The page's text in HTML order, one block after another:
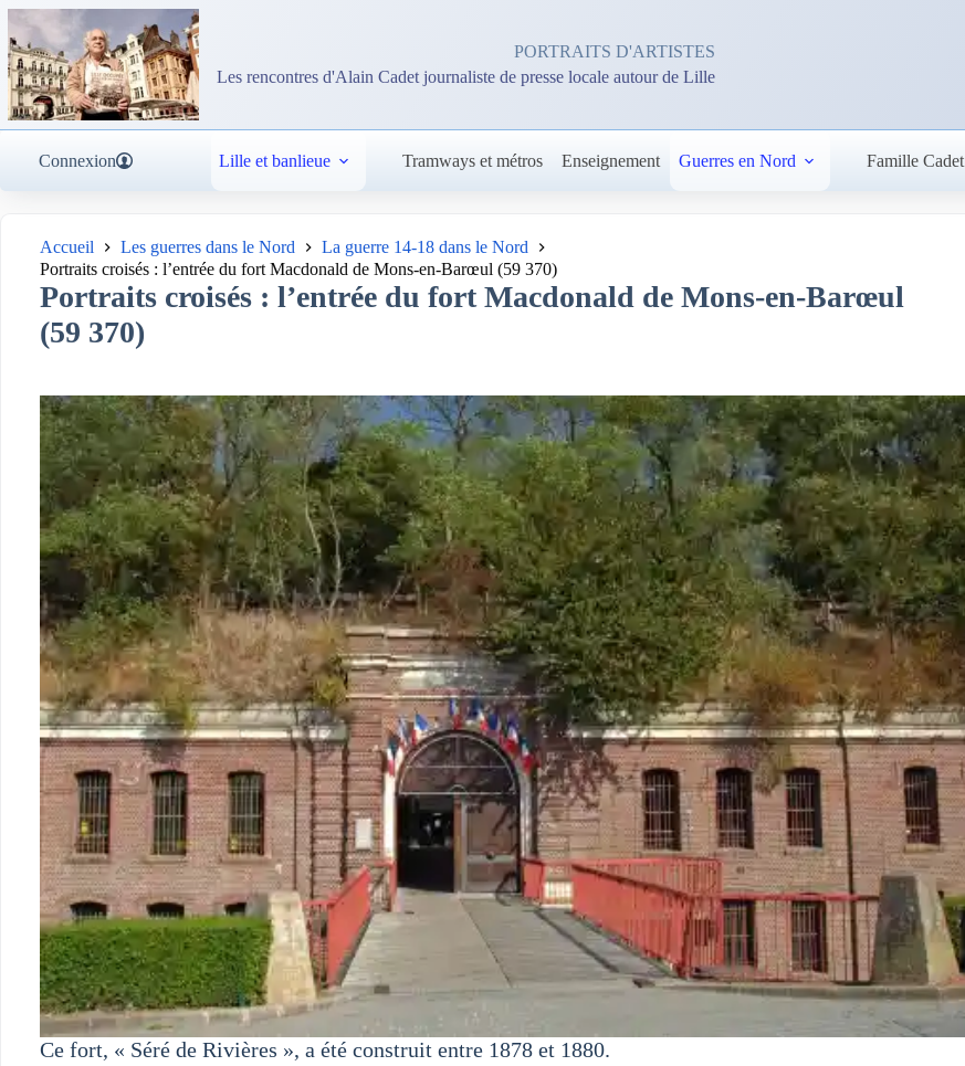
Passer
contenu
PORTRAITS D'ARTISTES
Les rencontres d'Alain Cadet journaliste de presse locale autour de Lille
Connexion Lille et banlieue Tramways et métros Enseignement Guerres en Nord Famille Cadet
Accueil Les guerres dans le Nord
La guerre 14-18 dans le Nord
Portraits croisés : l’entrée du fort Macdonald de Mons-en-Barœul (59 370)
Portraits croisés : l’entrée du fort Macdonald de Mons-en-Barœul
(59 370)
Ce fort, « Séré de Rivières », a été construit entre 1878 et 1880.